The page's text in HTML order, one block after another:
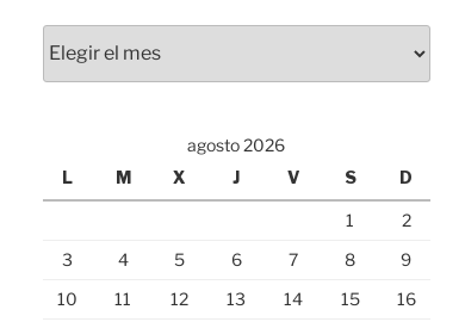
agosto 2026
L
M X J V S D
1
2
3
4 5 6 7 8
9
10
11 12 13 14 15
16